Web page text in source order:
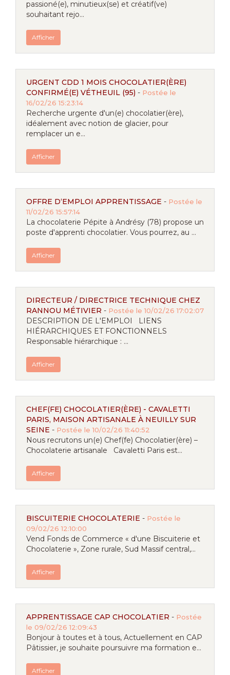
passioné(e), minutieux(se) et créatif(ve)
souhaitant rejo...
Afficher
URGENT CDD 1 MOIS CHOCOLATIER(ÈRE)
CONFIRMÉ(E) VÉTHEUIL (95) - Postée le
16/02/26 15:23:14
Recherche urgente d'un(e) chocolatier(ère),
idéalement avec notion de glacier, pour
remplacer un e...
Afficher
OFFRE D‘EMPLOI APPRENTISSAGE - Postée le
11/02/26 15:57:14
La chocolaterie Pépite à Andrésy (78) propose un
poste d'apprenti chocolatier. Vous pourrez, au ...
Afficher
DIRECTEUR / DIRECTRICE TECHNIQUE CHEZ
RANNOU MÉTIVIER - Postée le 10/02/26 17:02:07
DESCRIPTION DE L'EMPLOI LIENS
HIÉRARCHIQUES ET FONCTIONNELS
Responsable hiérarchique : ...
Afficher
CHEF(FE) CHOCOLATIER(ÈRE) - CAVALETTI
PARIS, MAISON ARTISANALE À NEUILLY SUR
SEINE - Postée le 10/02/26 11:40:52
Nous recrutons un(e) Chef(fe) Chocolatier(ère) –
Chocolaterie artisanale Cavaletti Paris est...
Afficher
BISCUITERIE CHOCOLATERIE - Postée le
09/02/26 12:10:00
Vend Fonds de Commerce « d'une Biscuiterie et
Chocolaterie », Zone rurale, Sud Massif central,...
Afficher
APPRENTISSAGE CAP CHOCOLATIER - Postée
le 09/02/26 12:09:43
Bonjour à toutes et à tous, Actuellement en CAP
Pâtissier, je souhaite poursuivre ma formation e...
Afficher